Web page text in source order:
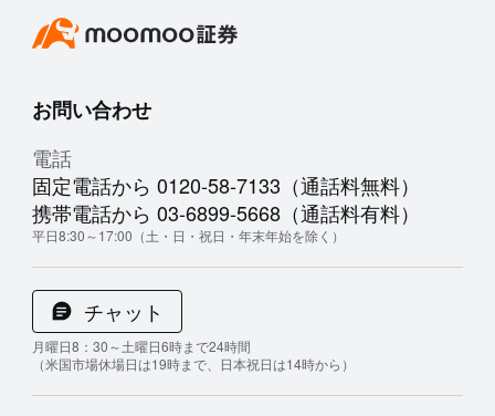
お問い合わせ
電話
固定電話から 0120-58-7133（通話料無料）
携帯電話から 03-6899-5668（通話料有料）
平日8:30～17:00（土・日・祝日・年末年始を除く）
チャット
月曜日8：30～土曜日6時まで24時間
（米国市場休場日は19時まで、日本祝日は14時から）